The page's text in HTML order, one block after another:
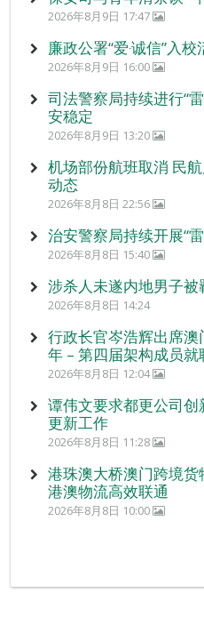
2026年8月9日 17:47
廉政公署“爱‧诚信”入
2026年8月9日 16:00
司法警察局持续进行“
安稳定
2026年8月9日 13:20
机场部份航班取消 民
动态
2026年8月8日 22:56
治安警察局持续开展“
2026年8月8日 15:40
涉杀人未遂内地男子被
2026年8月8日 14:24
行政长官岑浩辉出席
年 – 第四届架构成员就
2026年8月8日 12:04
谭伟文要求都更公司
更新工作
2026年8月8日 11:28
港珠澳大桥澳门跨境
港澳物流高效联通
2026年8月8日 10:00